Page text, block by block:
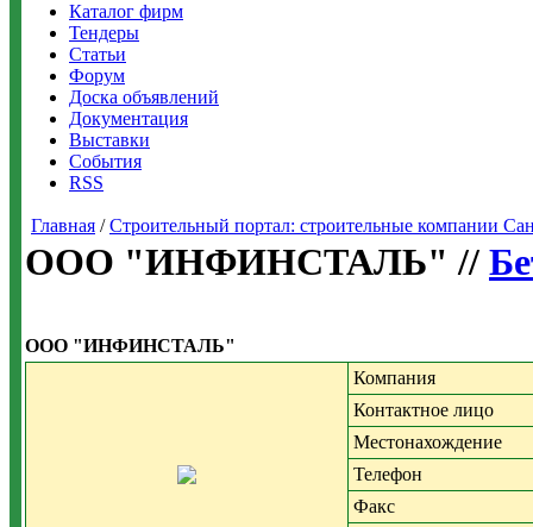
Каталог фирм
Тендеры
Статьи
Форум
Доска объявлений
Документация
Выставки
События
RSS
Главная /Строительный портал: строительные компании
ООО "ИНФИНСТАЛЬ" //
ООО "ИНФИНСТАЛЬ"
Компания
Контактное лицо
Местонахождение
Телефон
Факс